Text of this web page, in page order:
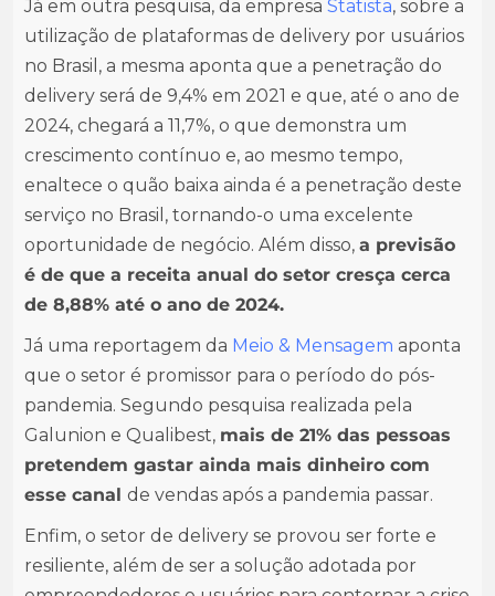
Já em outra pesquisa, da empresa Statista, sobre a
utilização de plataformas de delivery por usuários
no Brasil, a mesma aponta que a penetração do
delivery será de 9,4% em 2021 e que, até o ano de
2024, chegará a 11,7%, o que demonstra um
crescimento contínuo e, ao mesmo tempo,
enaltece o quão baixa ainda é a penetração deste
serviço no Brasil, tornando-o uma excelente
oportunidade de negócio. Além disso, a previsão
é de que a receita anual do setor cresça cerca
de 8,88% até o ano de 2024.
Já uma reportagem da Meio & Mensagem aponta
que o setor é promissor para o período do pós-
pandemia. Segundo pesquisa realizada pela
Galunion e Qualibest, mais de 21% das pessoas
pretendem gastar ainda mais dinheiro com
esse canal de vendas após a pandemia passar.
Enfim, o setor de delivery se provou ser forte e
resiliente, além de ser a solução adotada por